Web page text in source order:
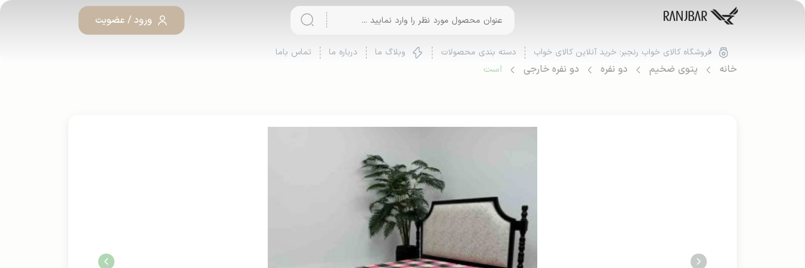
ورود / عضویت
فروشگاه کالای خواب رنجبر: خرید آنلاین کالای خواب دسته بندی محصولات وبلاگ ما درباره ما تماس باما
خانه پتوی ضخیم دو نفره دو نفره خارجی است